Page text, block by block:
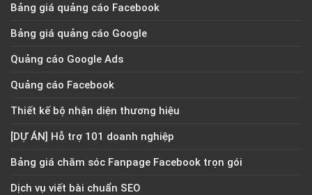
Bảng giá quảng cáo Facebook
Bảng giá quảng cáo Google
Quảng cáo Google Ads
Quảng cáo Facebook
Thiết kế bộ nhận diện thương hiệu
[DỰ ÁN] Hỗ trợ 101 doanh nghiệp
Bảng giá chăm sóc Fanpage Facebook trọn gói
Dịch vụ viết bài chuẩn SEO